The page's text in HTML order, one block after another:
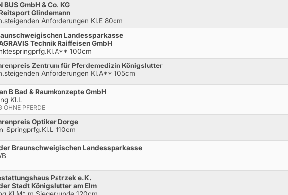
BUS GmbH & Co. KG
Glindemann
Anforderungen Kl.E 80cm
Landessparkasse
Technik Raiffeisen GmbH
100cm
Zentrum für Pferdemedizin Königslutter
Anforderungen Kl.A** 105cm
B Bad & Raumkonzepte GmbH
Kl.L
OHNE PFERDE
Optiker Dorge
Springprfg.Kl.L 110cm
Braunschweigischen Landessparkasse
Patrzek e.K.
Stadt Königslutter am Elm